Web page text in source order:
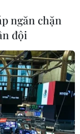
ngăn chặn
đội